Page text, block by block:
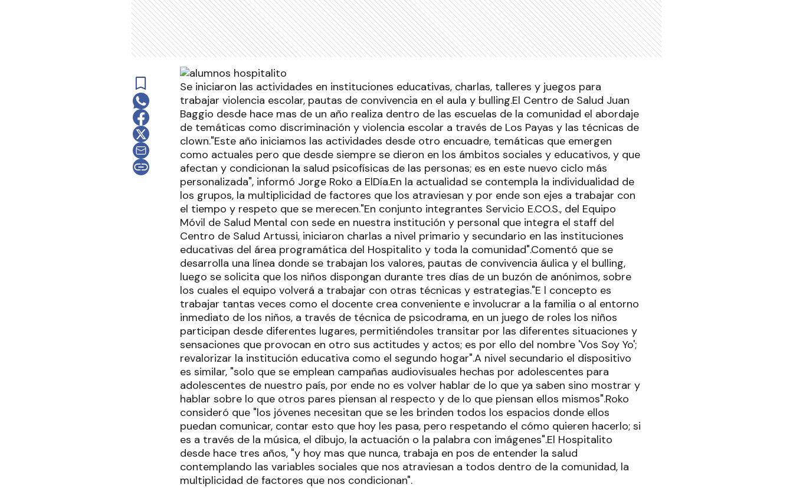
Se iniciaron las actividades en instituciones educativas, charlas, talleres y juegos para
trabajar violencia escolar, pautas de convivencia en el aula y bulling.El Centro de Salud Juan
Baggio desde hace mas de un año realiza dentro de las escuelas de la comunidad el abordaje
de temáticas como discriminación y violencia escolar a través de Los Payas y las técnicas de
clown."Este año iniciamos las actividades desde otro encuadre, temáticas que emergen
como actuales pero que desde siempre se dieron en los ámbitos sociales y educativos, y que
afectan y condicionan la salud psicofísicas de las personas; es en este nuevo ciclo más
personalizada", informó Jorge Roko a ElDía.En la actualidad se contempla la individualidad de
los grupos, la multiplicidad de factores que los atraviesan y por ende son ejes a trabajar con
el tiempo y respeto que se merecen."En conjunto integrantes Servicio E.CO.S., del Equipo
Móvil de Salud Mental con sede en nuestra institución y personal que integra el staff del
Centro de Salud Artussi, iniciaron charlas a nivel primario y secundario en las instituciones
educativas del área programática del Hospitalito y toda la comunidad".Comentó que se
desarrolla una línea donde se trabajan los valores, pautas de convivencia áulica y el bulling,
luego se solicita que los niños dispongan durante tres días de un buzón de anónimos, sobre
los cuales el equipo volverá a trabajar con otras técnicas y estrategias."E l concepto es
trabajar tantas veces como el docente crea conveniente e involucrar a la familia o al entorno
inmediato de los niños, a través de técnica de psicodrama, en un juego de roles los niños
participan desde diferentes lugares, permitiéndoles transitar por las diferentes situaciones y
sensaciones que provocan en otro sus actitudes y actos; es por ello del nombre 'Vos Soy Yo';
revalorizar la institución educativa como el segundo hogar".A nivel secundario el dispositivo
es similar, "solo que se emplean campañas audiovisuales hechas por adolescentes para
adolescentes de nuestro país, por ende no es volver hablar de lo que ya saben sino mostrar y
hablar sobre lo que otros pares piensan al respecto y de lo que piensan ellos mismos".Roko
consideró que "los jóvenes necesitan que se les brinden todos los espacios donde ellos
puedan comunicar, contar esto que hoy les pasa, pero respetando el cómo quieren hacerlo; si
es a través de la música, el dibujo, la actuación o la palabra con imágenes".El Hospitalito
desde hace tres años, "y hoy mas que nunca, trabaja en pos de entender la salud
contemplando las variables sociales que nos atraviesan a todos dentro de la comunidad, la
multiplicidad de factores que nos condicionan".